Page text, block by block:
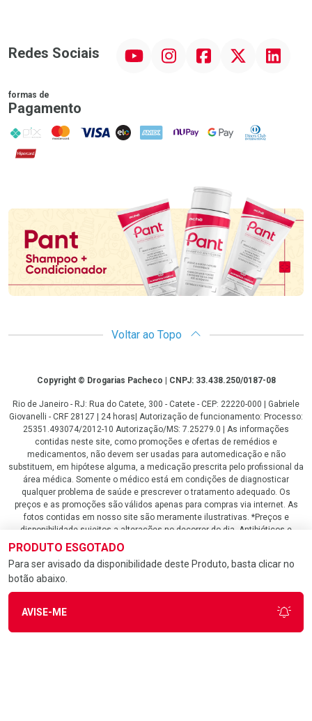
PRODUTO ESGOTADO
Para ser avisado da disponibilidade deste Produto, basta clicar no
botão abaixo.
AVISE-ME
Redes Sociais InstagramFacebook Linkedin
formas de
Pagamento
PIX MasterCard
VISA ELO AMEX NuPay Google PayDiners Club
Hipercard
Promoção em Destaque
Voltar ao Topo
CopyrightCopyright © Drogarias Pacheco | CNPJ: 33.438.250/0187-08
Rio de Janeiro - RJ: Rua do Catete, 300 - Catete - CEP: 22220-000 | Gabriele
Giovanelli - CRF 28127 | 24 horas| Autorização de funcionamento: Processo:
25351.493074/2012-10 Autorização/MS: 7.25279.0 | As informações
contidas neste site, como promoções e ofertas de remédios e
medicamentos, não devem ser usadas para automedicação e não
substituem, em hipótese alguma, a medicação prescrita pelo profissional da
área médica. Somente o médico está em condições de diagnosticar
qualquer problema de saúde e prescrever o tratamento adequado. Os
preços e as promoções são válidos apenas para compras via internet. As
fotos contidas em nosso site são meramente ilustrativas. *Preços e
disponibilidade sujeitos a alterações no decorrer do dia. Antibióticos e
antimicrobianos vendas apenas em lojas físicas ou televendas. Portaria nº
344 - 01/02/1999 - Ministério da Saúde. Horário de funcionamento Central
de Vendas e Atendimento ao Cliente 4020 4404 ou 0800 282 10 10 de
LGPD Aceite os Cookies